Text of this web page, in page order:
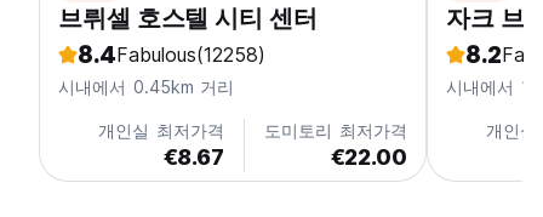
브뤼셀 호스텔 시티 센터
8.4Fabulous(12258)
시내에서 0.45km 거리
개인실 최저가격
€8.67
도미토리 최저가격
€22.00
자크 브
8.2
시내에서
개인실